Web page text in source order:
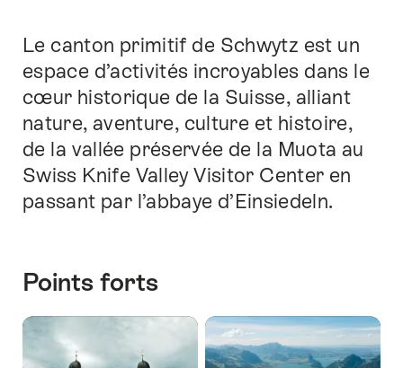
directement
points
forts
sur
page.
Introduction
Le canton primitif de Schwytz est un
espace d’activités incroyables dans le
cœur historique de la Suisse, alliant
nature, aventure, culture et histoire,
de la vallée préservée de la Muota au
Swiss Knife Valley Visitor Center en
passant par l’abbaye d’Einsiedeln.
Points forts